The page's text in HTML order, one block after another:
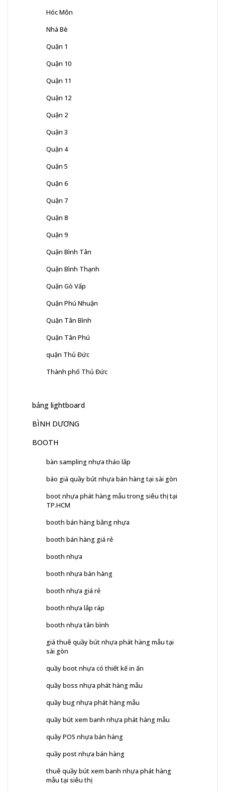
Hóc Môn
Nhà Bè
Quận 1
Quận 10
Quận 11
Quận 12
Quận 2
Quận 3
Quận 4
Quận 5
Quận 6
Quận 7
Quận 8
Quận 9
Quận Bình Tân
Quận Bình Thạnh
Quận Gò Vấp
Quận Phú Nhuận
Quận Tân Bình
Quận Tân Phú
quận Thủ Đức
Thành phố Thủ Đức
bảng lightboard
BÌNH DƯƠNG
BOOTH
bàn sampling nhựa tháo lắp
báo giá quầy bút nhựa bán hàng tại sài gòn
boot nhựa phát hàng mẫu trong siêu thị tại
TP.HCM
booth bán hàng bằng nhựa
booth bán hàng giá rẻ
booth nhựa
booth nhựa bán hàng
booth nhựa giá rẻ
booth nhựa lắp ráp
booth nhựa tân bình
giá thuê quầy bút nhựa phát hàng mẫu tại
sài gòn
quầy boot nhựa có thiết kế in ấn
quầy boss nhựa phát hàng mẫu
quầy bug nhựa phát hàng mẫu
quầy bút xem banh nhựa phát hàng mẫu
quầy POS nhựa bán hàng
quầy post nhựa bán hàng
thuê quầy bút xem banh nhựa phát hàng
mẫu tại siêu thị